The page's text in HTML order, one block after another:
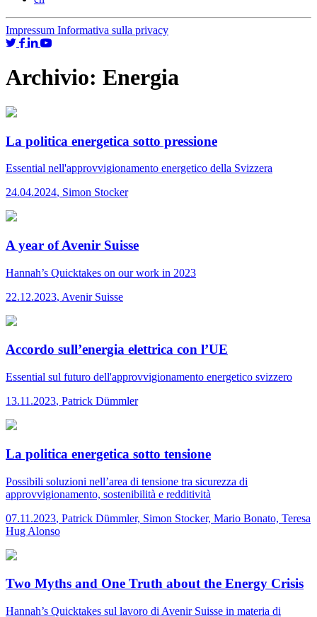
Impressum Informativa sulla privacy
Archivio: Energia
La politica energetica sotto pressione
Essential nell'approvvigionamento energetico della Svizzera
24.04.2024, Simon Stocker
A year of Avenir Suisse
Hannah’s Quicktakes on our work in 2023
22.12.2023, Avenir Suisse
Accordo sull’energia elettrica con l’UE
Essential sul futuro dell'approvvigionamento energetico svizzero
13.11.2023, Patrick Dümmler
La politica energetica sotto tensione
Possibili soluzioni nell’area di tensione tra sicurezza di
approvvigionamento, sostenibilità e redditività
07.11.2023, Patrick Dümmler, Simon Stocker, Mario Bonato, Teresa
Hug Alonso
Two Myths and One Truth about the Energy Crisis
Hannah’s Quicktakes sul lavoro di Avenir Suisse in materia di